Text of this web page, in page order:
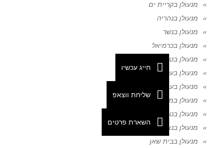
מנעולן בקריית ים
מנעולן בנהריה
מנעולן בנשר
מנעולן בכרמיאל
מנעולן בטירת כרמל
מנעולן בעכו
מנעולן בעפולה
מנעולן במגדל העמק
מנעולן בטבריה
מנעולן בנצרת
מנעולן בבית שאן
חייג עכשיו
שליחת ווצאפ
השארת פרטים